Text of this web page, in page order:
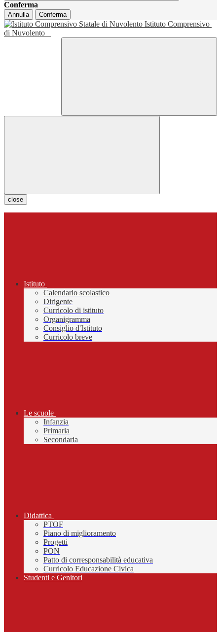
Conferma
Annulla Conferma
Istituto Comprensivo
di Nuvolento
close
Istituto
Calendario scolastico
Dirigente
Curricolo di istituto
Organigramma
Consiglio d'Istituto
Curricolo breve
Le scuole
Infanzia
Primaria
Secondaria
Didattica
PTOF
Piano di miglioramento
Progetti
PON
Patto di corresponsabilità educativa
Curricolo Educazione Civica
Studenti e Genitori